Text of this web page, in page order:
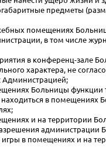
предметы
помещениях
в том числе
в конференц-зале
характера, не
Администрацией;
Больницы функции
находиться в помещениях
и на территории
администрации
игры в помещениях и на